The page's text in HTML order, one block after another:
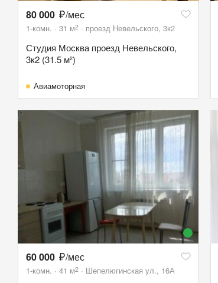
80 000 /мес
1-комн. 31 м2 проезд Невельского, 3к2
Студия Москва проезд Невельского,
3к2 (31.5 м²)
Авиамоторная
60 000 /мес
1-комн. 41 м2 Шепелюгинская ул., 16А